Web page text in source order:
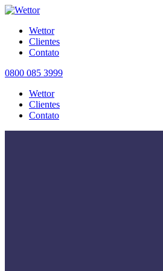
Wettor
Clientes
Contato
0800 085 3999
Wettor
Clientes
Contato